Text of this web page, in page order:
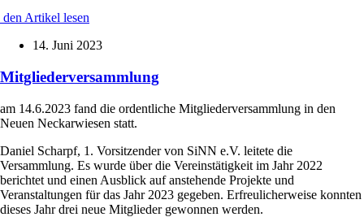
den Artikel lesen
14. Juni 2023
Mitgliederversammlung
am 14.6.2023 fand die ordentliche Mitgliederversammlung in den
Neuen Neckarwiesen statt.
Daniel Scharpf, 1. Vorsitzender von SiNN e.V. leitete die
Versammlung. Es wurde über die Vereinstätigkeit im Jahr 2022
berichtet und einen Ausblick auf anstehende Projekte und
Veranstaltungen für das Jahr 2023 gegeben. Erfreulicherweise konnten
dieses Jahr drei neue Mitglieder gewonnen werden.